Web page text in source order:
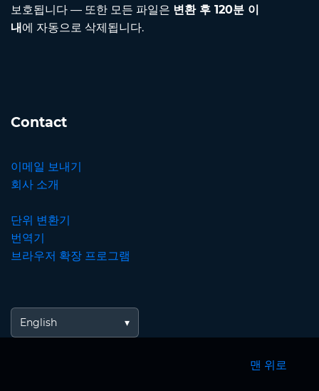
보호됩니다 — 또한 모든 파일은 변환 후 120분 이
내 에 자동으로 삭제됩니다.
Contact
이메일 보내기
회사 소개
단위 변환기
번역기
브라우저 확장 프로그램
English
맨 위로